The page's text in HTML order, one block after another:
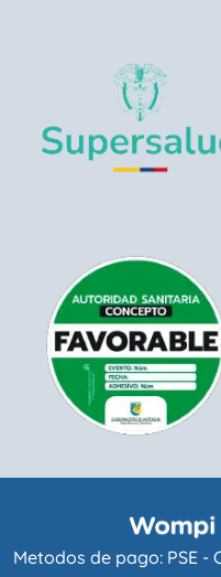
Metodos de pago: PSE